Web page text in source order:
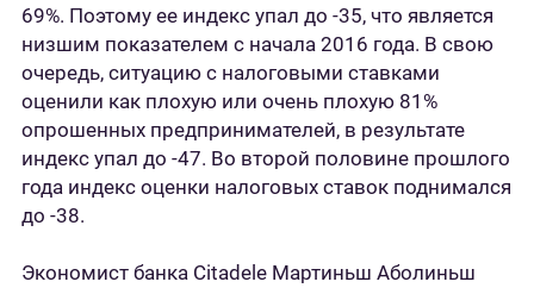
69%. Поэтому ее индекс упал до -35, что является
низшим показателем с начала 2016 года. В свою
очередь, ситуацию с налоговыми ставками
оценили как плохую или очень плохую 81%
опрошенных предпринимателей, в результате
индекс упал до -47. Во второй половине прошлого
года индекс оценки налоговых ставок поднимался
до -38.
Экономист банка Citadele Мартиньш Аболиньш